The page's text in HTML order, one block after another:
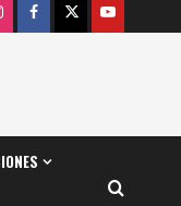
Facebook
X Youtube